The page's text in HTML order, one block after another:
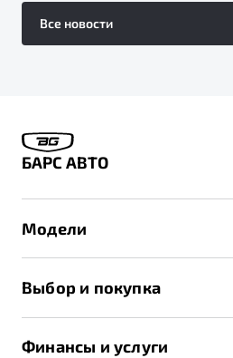
Все новости
БАРС АВТО
Модели
X70
Выбор и покупка
Финансы и услуги